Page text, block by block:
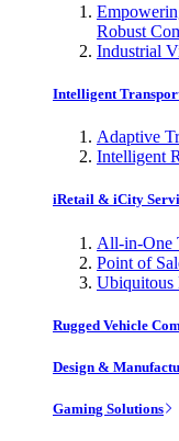
Robust
Industrial
Intelligent
Adaptive
Intelligent
iRetail & iCity
All-in-One
Point of
Ubiquitous
Rugged Vehicle
Design &
Gaming Solutions